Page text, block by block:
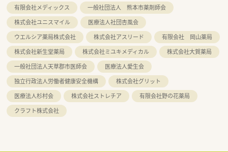
有限会社メディックス
一般社団法人 熊本市薬剤師会
株式会社ユニスマイル
医療法人社団杏風会
ウエルシア薬局株式会社
株式会社アスリード
有限会社 岡山薬局
株式会社新生堂薬局
株式会社ミユキメディカル
株式会社大賀薬局
一般社団法人天草郡市医師会
医療法人愛生会
独立行政法人労働者健康安全機構
株式会社グリット
医療法人杉村会
株式会社ストレチア
有限会社野の花薬局
クラフト株式会社